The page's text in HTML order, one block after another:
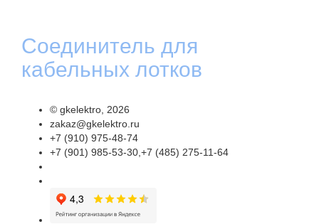
Соединитель для
кабельных лотков
© gkelektro , 2026
zakaz@gkelektro.ru
+7 (910) 975-48-74
+7 (901) 985-53-30,+7 (485) 275-11-64